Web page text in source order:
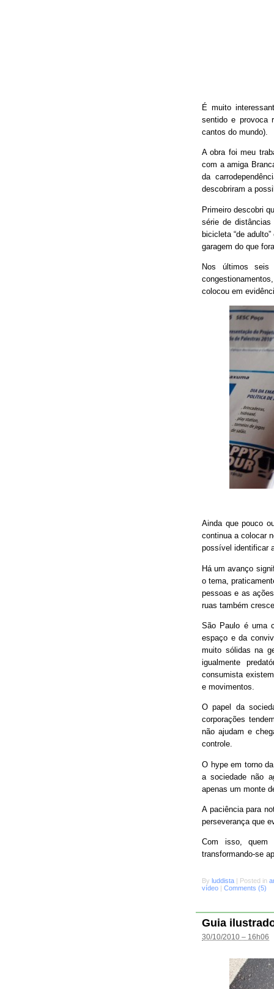
É muito
sentido e provoca
cantos do mundo).
A obra foi meu
com a amiga
da
descobriram a
Primeiro descobri
série de distâncias
bicicleta “de
garagem do que
Nos últimos seis
colocou em
Ainda que pouco
continua a colocar
possível identificar
Há um avanço
o tema,
pessoas e as
ruas também
São Paulo é uma
espaço e da
muito sólidas na
igualmente
consumista
e movimentos.
O papel da
corporações
não ajudam e
controle.
O hype em torno
a sociedade não
apenas um monte
A paciência para
perseverança que
Com isso, quem
transformando-se
By luddista | Posted in
vídeo | Comments (5)
Guia
30/10/2010 – 16h06